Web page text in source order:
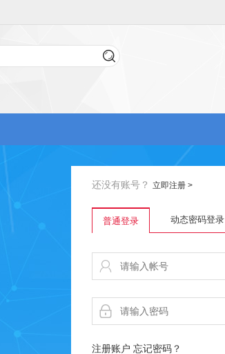
还没有账号？ 立即注册 >
普通登录 动态密码登录
注册账户 忘记密码？